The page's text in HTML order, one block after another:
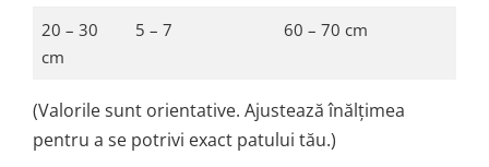
20 – 30
cm
5 – 7 60 – 70 cm
(Valorile sunt orientative. Ajustează înălțimea
pentru a se potrivi exact patului tău.)